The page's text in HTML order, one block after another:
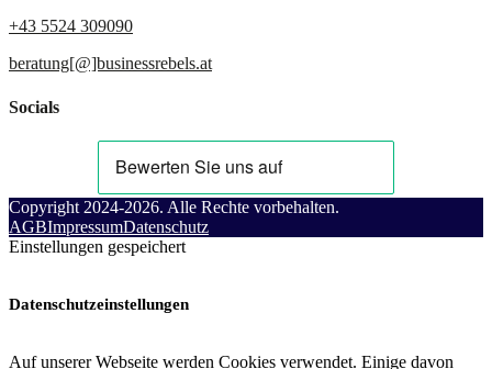
+43 5524 309090
beratung[@]businessrebels.at
Socials
Copyright 2024-2026. Alle Rechte vorbehalten.
AGBImpressumDatenschutz
Einstellungen gespeichert
Datenschutzeinstellungen
Auf unserer Webseite werden Cookies verwendet. Einige davon